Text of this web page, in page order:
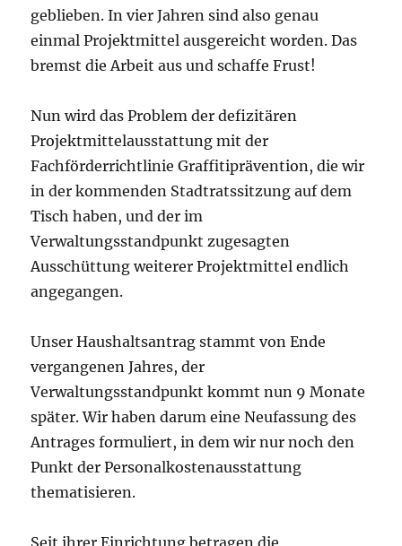
geblieben. In vier Jahren sind also genau
einmal Projektmittel ausgereicht worden. Das
bremst die Arbeit aus und schaffe Frust!
Nun wird das Problem der defizitären
Projektmittelausstattung mit der
Fachförderrichtlinie Graffitiprävention, die wir
in der kommenden Stadtratssitzung auf dem
Tisch haben, und der im
Verwaltungsstandpunkt zugesagten
Ausschüttung weiterer Projektmittel endlich
angegangen.
Unser Haushaltsantrag stammt von Ende
vergangenen Jahres, der
Verwaltungsstandpunkt kommt nun 9 Monate
später. Wir haben darum eine Neufassung des
Antrages formuliert, in dem wir nur noch den
Punkt der Personalkostenausstattung
thematisieren.
Seit ihrer Einrichtung betragen die